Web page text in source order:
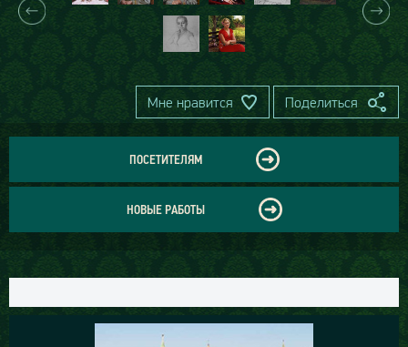
Мне нравится Поделиться
ПОСЕТИТЕЛЯМ
НОВЫЕ РАБОТЫ